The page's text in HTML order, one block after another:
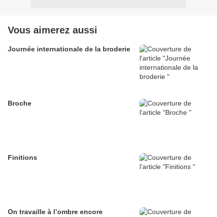
Vous aimerez aussi
Journée internationale de la broderie
Broche
Finitions
On travaille à l’ombre encore